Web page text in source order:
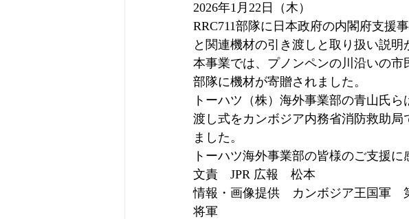
2026年1月22日（木）
RRC711部隊に日本政府の内閣府支援
と関連機材の引き渡しと取り扱い説明
本事業では、プノンペンの川沿いの市
部隊に機材が寄贈されました。
トーハツ（株）海外事業部の青山氏
渡し式をカンボジア内務省消防救助
ました。
トーハツ海外事業部の皆様のご支援に
文責　JPR 広報　松本
情報・画像提供　カンボジア王国軍　
将軍